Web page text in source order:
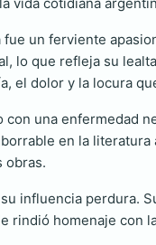
un ferviente
lo que refleja su
el dolor y la locura
con una enfermedad
en la
obras.
influencia
rindió homenaje